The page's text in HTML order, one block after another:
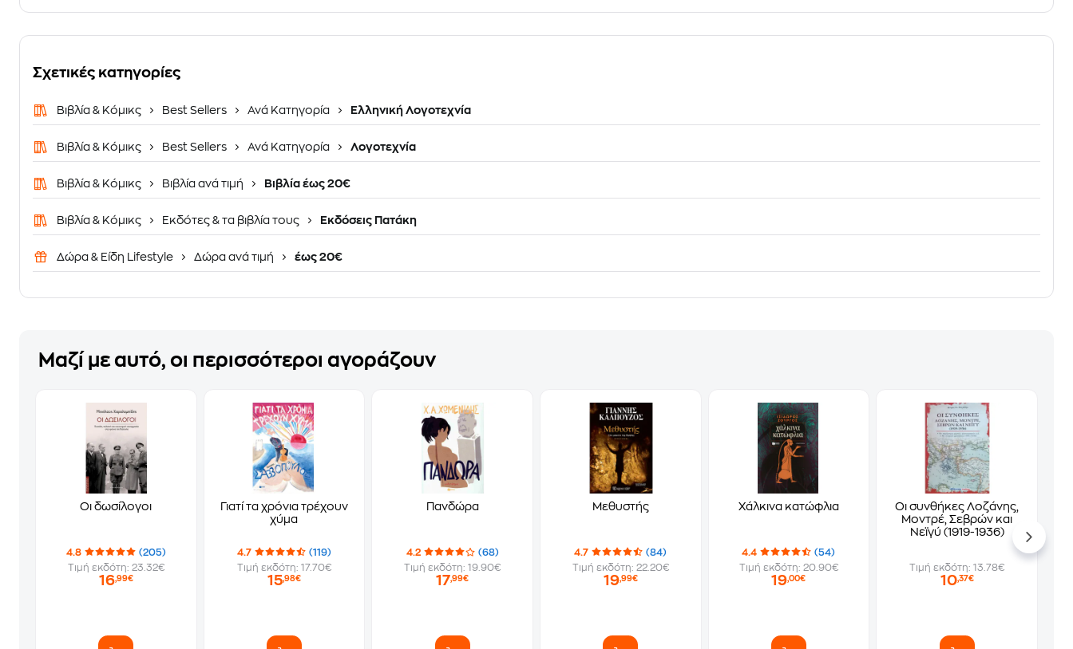
Σχετικές κατηγορίες
Βιβλία & Κόμικς Best Sellers Ανά Κατηγορία Ελληνική Λογοτεχνία
Βιβλία & Κόμικς Best Sellers Ανά Κατηγορία Λογοτεχνία
Βιβλία & Κόμικς Βιβλία ανά τιμή Βιβλία έως 20€
Βιβλία & Κόμικς Εκδότες & τα βιβλία τους Εκδόσεις Πατάκη
Δώρα & Είδη Lifestyle Δώρα ανά τιμή έως 20€
Μαζί με αυτό, οι περισσότεροι αγοράζουν
Οι δωσίλογοι
4.8
(205)
Τιμή εκδότη: 23.32€
16,99€
Γιατί τα χρόνια τρέχουν
χύμα
4.7
(119)
Τιμή εκδότη: 17.70€
15,98€
Πανδώρα
4.2
(68)
Τιμή εκδότη: 19.90€
17,99€
Μεθυστής
4.7
(84)
Τιμή εκδότη: 22.20€
19,99€
Χάλκινα κατώφλια
4.4
(54)
Τιμή εκδότη: 20.90€
19,00€
Οι συνθήκες Λοζάνης,
Μοντρέ, Σεβρών και
Νεϊγύ (1919-1936)
Τιμή εκδότη: 13.78€
10,37€